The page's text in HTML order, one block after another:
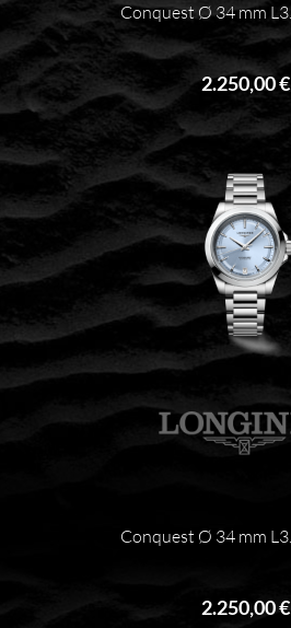
Conquest Ø 34 mm
2.250,00 €
Conquest Ø 34 mm
2.250,00 €